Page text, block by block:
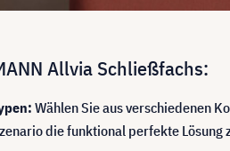
Allvia Schließfachs:
Wählen Sie aus verschiedenen
die funktional perfekte Lösung